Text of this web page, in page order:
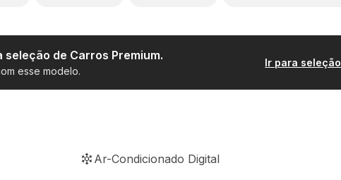
de Carros Premium.
esse modelo.
Ir para seleção
Ar-Condicionado Digital